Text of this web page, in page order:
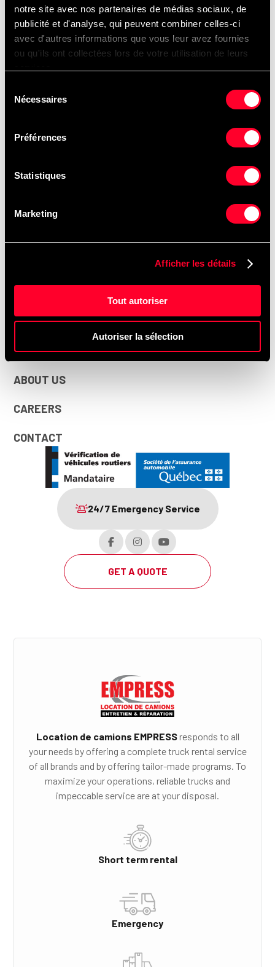
notre site avec nos partenaires de médias sociaux, de
publicité et d'analyse, qui peuvent combiner celles-ci
avec d'autres informations que vous leur avez fournies
ou qu'ils ont collectées lors de votre utilisation de leurs
Nécessaires
Préférences
Statistiques
Marketing
Afficher les détails
Tout autoriser
Autoriser la sélection
Opening hours
Montreal East
View map
Email
FINANCING / LEASING
BODYWORK
ABOUT US
CAREERS
CONTACT
24/7 Emergency Service
GET A QUOTE
Location de camions EMPRESSresponds to all
your needs by offering a complete truck rental service
of all brands and by offering tailor-made programs. To
maximize your operations, reliable trucks and
impeccable service are at your disposal.
Short term rental
Emergency